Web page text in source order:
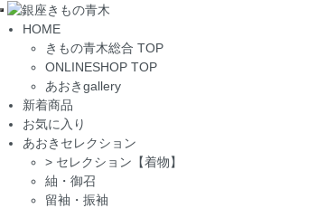
Toggle
navigation
HOME
きもの青木総合 TOP
ONLINESHOP TOP
あおきgallery
新着商品
お気に入り
あおきセレクション
> セレクション【着物】
紬・御召
留袖・振袖